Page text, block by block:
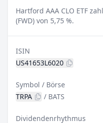
Hartford AAA CLO ETF
(FWD) von 5,75 %.
ISIN
US41653L6020
Symbol / Börse
TRPA
/ BATS
Dividendenrhythmus